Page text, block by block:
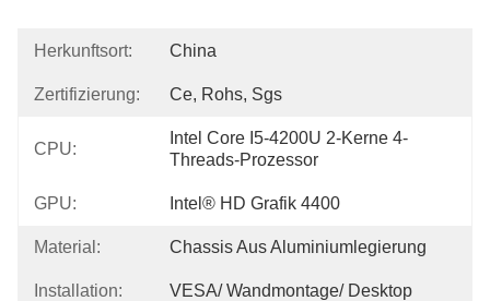
Herkunftsort: China
Zertifizierung: Ce, Rohs, Sgs
CPU:
Intel Core I5-4200U 2-Kerne 4-
Threads-Prozessor
GPU: Intel® HD Grafik 4400
Material: Chassis Aus Aluminiumlegierung
Installation: VESA/ Wandmontage/ Desktop